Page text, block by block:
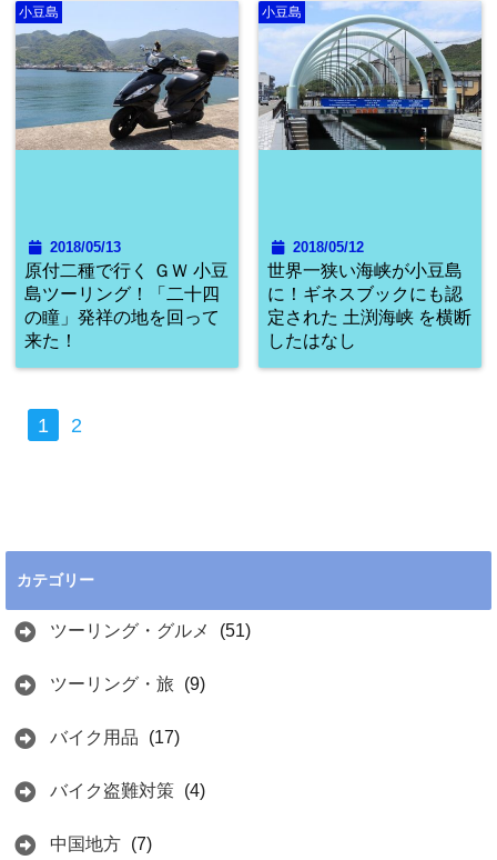
小豆島
2018/05/13
原付二種で行く ＧＷ 小豆
島ツーリング！「二十四
の瞳」発祥の地を回って
来た！
小豆島
2018/05/12
世界一狭い海峡が小豆島
に！ギネスブックにも認
定された 土渕海峡 を横断
したはなし
1 2
カテゴリー
ツーリング・グルメ (51)
ツーリング・旅 (9)
バイク用品 (17)
バイク盗難対策 (4)
中国地方 (7)